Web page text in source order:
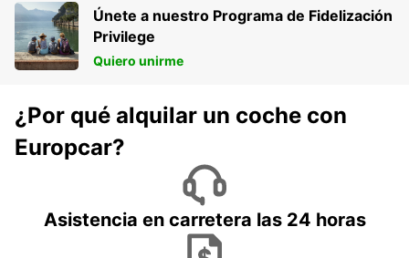
Únete a nuestro Programa de Fidelización
Privilege
Quiero unirme
¿Por qué alquilar un coche con
Europcar?
Asistencia en carretera las 24 horas